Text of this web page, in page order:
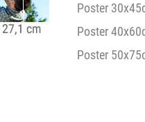
Poster
Poster
Poster